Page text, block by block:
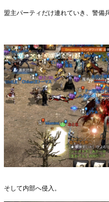
盟主パーティだけ連れていき、警備
そして内部へ侵入。